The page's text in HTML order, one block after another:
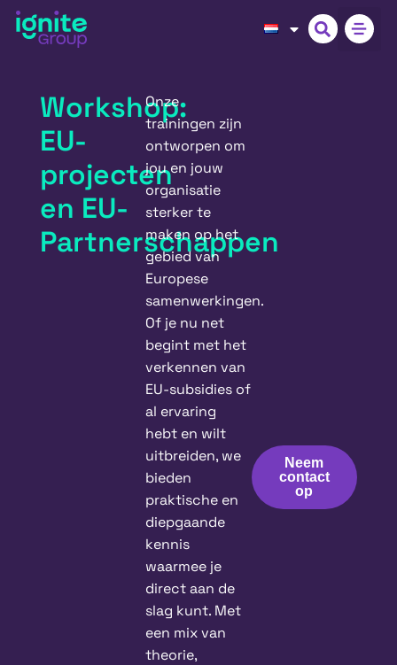
Workshop:
EU-
projecten
en EU-
Partnerschappen
Onze
trainingen zijn
ontworpen om
jou en jouw
organisatie
sterker te
maken op het
gebied van
Europese
samenwerkingen.
Of je nu net
begint met het
verkennen van
EU-subsidies of
al ervaring
hebt en wilt
uitbreiden, we
bieden
praktische en
diepgaande
kennis
waarmee je
direct aan de
slag kunt. Met
een mix van
theorie,
Neem
contact
op